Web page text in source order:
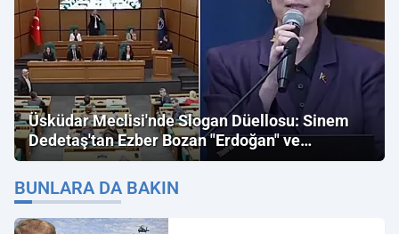
Üsküdar Meclisi'nde Slogan Düellosu: Sinem
Dedetaş'tan Ezber Bozan "Erdoğan" ve
"İmamoğlu" Çıkışı!
BUNLARA DA BAKIN